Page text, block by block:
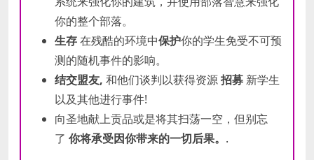
你的整个部落。
生存在残酷的环境中保护你的学生免受不可预
测的随机事件的影响。
结交盟友, 和他们谈判以获得资源招募 新学生
以及其他进行事件!
向圣地献上贡品或是将其扫荡一空，但别忘
了 你将承受因你带来的一切后果。 .